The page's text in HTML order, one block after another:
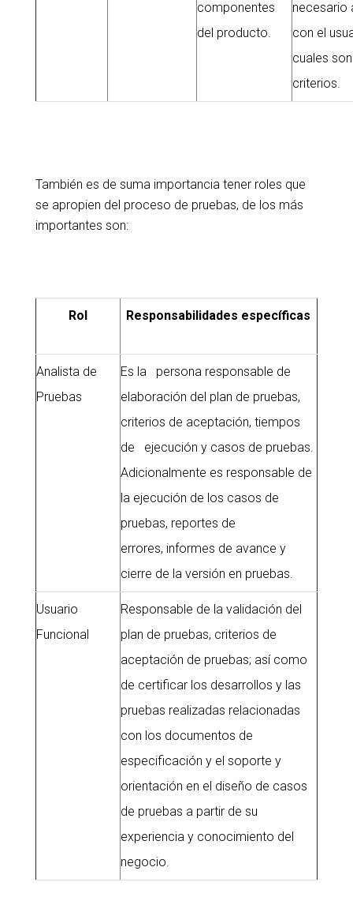
componentes
del producto.
necesario
con el
cuales
criterios.
También es de suma importancia tener roles que
se apropien del proceso de pruebas, de los más
importantes son:
Rol Responsabilidades específicas
Analista de
Pruebas
Es la persona responsable de
elaboración del plan de pruebas,
criterios de aceptación, tiempos
de ejecución y casos de pruebas.
Adicionalmente es responsable de
la ejecución de los casos de
pruebas, reportes de
errores, informes de avance y
cierre de la versión en pruebas.
Usuario
Funcional
Responsable de la validación del
plan de pruebas, criterios de
aceptación de pruebas; así como
de certificar los desarrollos y las
pruebas realizadas relacionadas
con los documentos de
especificación y el soporte y
orientación en el diseño de casos
de pruebas a partir de su
experiencia y conocimiento del
negocio.